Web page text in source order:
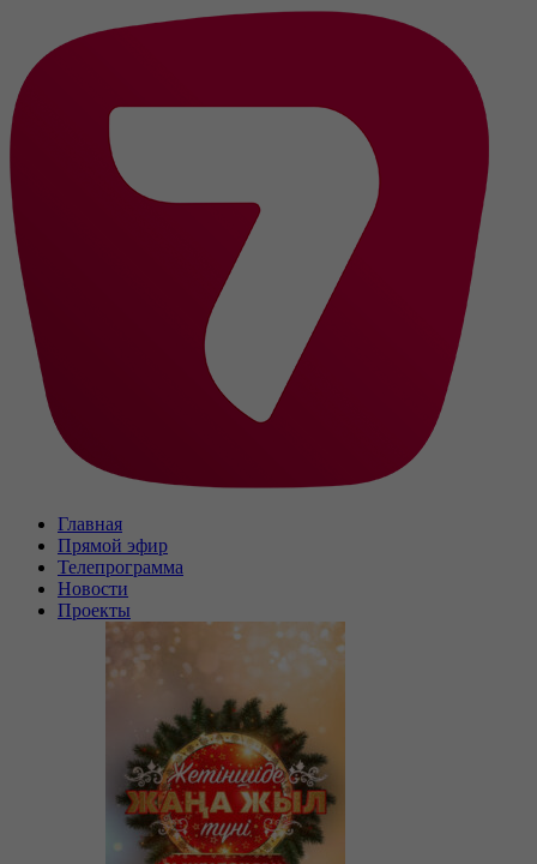
Главная
Прямой эфир
Телепрограмма
Новости
Проекты